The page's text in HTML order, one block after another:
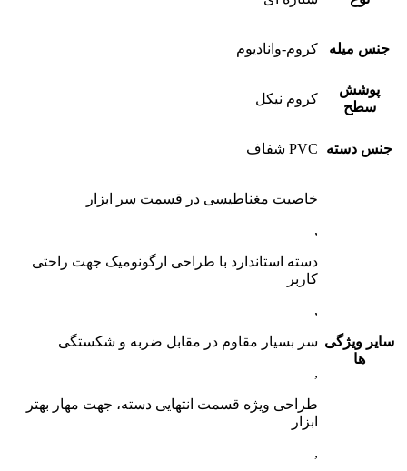
جنس میله کروم-وانادیوم
پوشش
سطح
کروم نیکل
جنس دسته PVC شفاف
سایر ویژگی
ها
خاصیت مغناطیسی در قسمت سر ابزار
,
دسته استاندارد با طراحی ارگونومیک جهت راحتی
کاربر
,
سر بسیار مقاوم در مقابل ضربه و شکستگی
,
طراحی ویژه قسمت انتهایی دسته، جهت مهار بهتر
ابزار
,